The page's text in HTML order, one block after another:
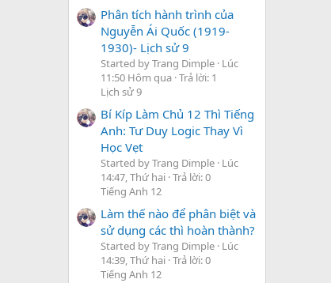
Phân tích hành trình của
Nguyễn Ái Quốc (1919-
1930)- Lịch sử 9
Started by Trang Dimple Lúc
11:50 Hôm qua Trả lời: 1
Lịch sử 9
Bí Kíp Làm Chủ 12 Thì Tiếng
Anh: Tư Duy Logic Thay Vì
Học Vẹt
Started by Trang Dimple Lúc
14:47, Thứ hai Trả lời: 0
Tiếng Anh 12
Làm thế nào để phân biệt và
sử dụng các thì hoàn thành?
Started by Trang Dimple Lúc
14:39, Thứ hai Trả lời: 0
Tiếng Anh 12